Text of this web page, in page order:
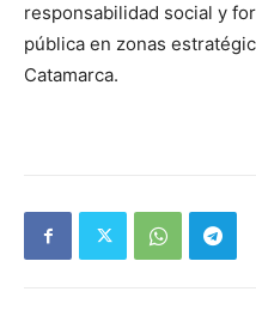
responsabilidad social y
pública en zonas
Catamarca.